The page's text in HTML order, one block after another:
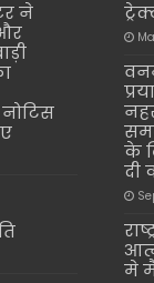
ने
के
दी
मे